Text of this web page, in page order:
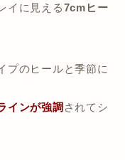
イに見える7cmヒー
プのヒールと季節に
インが強調 されてシ